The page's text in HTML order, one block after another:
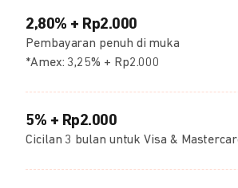
2,80% + Rp2.000
Pembayaran penuh di muka
*Amex: 3,25% + Rp2.000
5% + Rp2.000
Cicilan 3 bulan untuk Visa &